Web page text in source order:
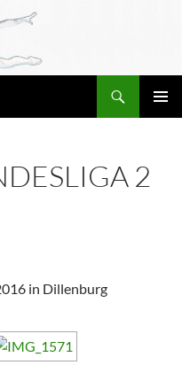
2
in Dillenburg